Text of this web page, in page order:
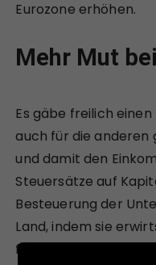
Eurozone erhöhen.
Mehr Mut
Es gäbe freilich
auch für die anderen
und damit den
Steuersätze auf
Besteuerung der
Land, indem sie
fiskalische